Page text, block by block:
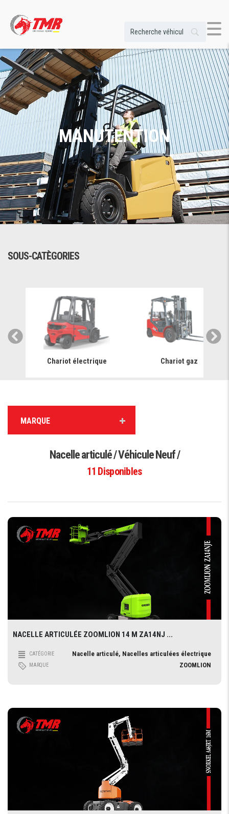
MANUTENTION
SOUS-CATÈGORIES
Chariot électrique Chariot gaz
MARQUE
Nacelle articulé / Véhicule Neuf /
11 Disponibles
NACELLE ARTICULÉE ZOOMLION 14 M ZA14NJ ...
CATÉGORIE Nacelle articulé, Nacelles articulées électrique
MARQUE ZOOMLION